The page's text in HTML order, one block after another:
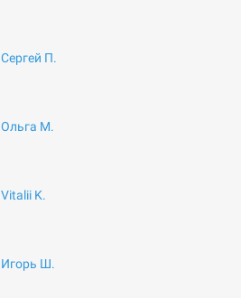
Сергей П.
Ольга М.
Vitalii K.
Игорь Ш.